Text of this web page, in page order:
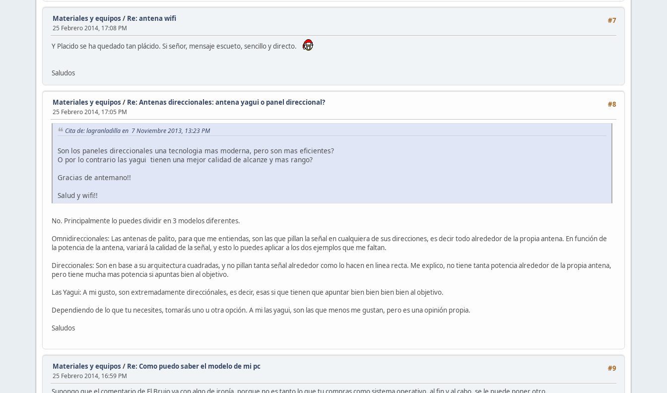
#7
Materiales y equipos / Re: antena wifi
25 Febrero 2014, 17:08 PM
Y Placido se ha quedado tan plácido. Si señor, mensaje escueto, sencillo y directo.
Saludos
#8
Materiales y equipos / Re: Antenas direccionales: antena yagui o panel direccional?
25 Febrero 2014, 17:05 PM
Cita de: lagranladilla en 7 Noviembre 2013, 13:23 PM
Son los paneles direccionales una tecnologia mas moderna, pero son mas eficientes?
O por lo contrario las yagui tienen una mejor calidad de alcanze y mas rango?
Gracias de antemano!!
Salud y wifi!!
No. Principalmente lo puedes dividir en 3 modelos diferentes.
Omnidireccionales: Las antenas de palito, para que me entiendas, son las que pillan la señal en cualquiera de sus direcciones, es decir todo alrededor de la propia antena. En función de
la potencia de la antena, variará la calidad de la señal, y esto lo puedes aplicar a los dos ejemplos que me faltan.
Direccionales: Son en base a su arquitectura cuadradas, y no pillan tanta señal alrededor como lo hacen en linea recta. Me explico, no tiene tanta potencia alrededor de la propia antena,
pero tiene mucha mas potencia si apuntas bien al objetivo.
Las Yagui: A mi gusto, son extremadamente direcciónales, es decir, esas si que tienen que apuntar bien bien bien bien al objetivo.
Dependiendo de lo que tu necesites, tomarás uno u otra opción. A mi las yagui, son las que menos me gustan, pero es una opinión propia.
Saludos
#9
Materiales y equipos / Re: Como puedo saber el modelo de mi pc
25 Febrero 2014, 16:59 PM